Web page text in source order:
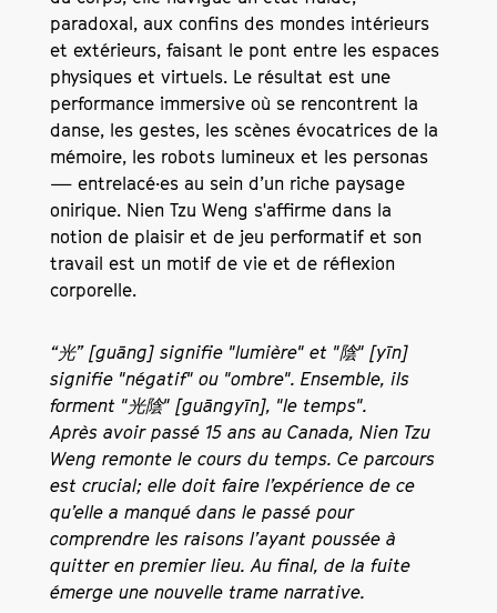
paradoxal, aux confins des mondes intérieurs
et extérieurs, faisant le pont entre les espaces
physiques et virtuels. Le résultat est une
performance immersive où se rencontrent la
danse, les gestes, les scènes évocatrices de la
mémoire, les robots lumineux et les personas
— entrelacé·es au sein d’un riche paysage
onirique. Nien Tzu Weng s'affirme dans la
notion de plaisir et de jeu performatif et son
travail est un motif de vie et de réflexion
corporelle.
“光” [guāng] signifie "lumière" et "陰" [yīn]
signifie "négatif" ou "ombre". Ensemble, ils
forment "光陰" [guāngyīn], "le temps".
Après avoir passé 15 ans au Canada, Nien Tzu
Weng remonte le cours du temps. Ce parcours
est crucial; elle doit faire l’expérience de ce
qu’elle a manqué dans le passé pour
comprendre les raisons l’ayant poussée à
quitter en premier lieu. Au final, de la fuite
émerge une nouvelle trame narrative.